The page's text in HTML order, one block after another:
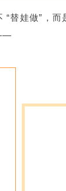
“替娃做”，而